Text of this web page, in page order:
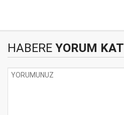
HABERE YORUM KAT